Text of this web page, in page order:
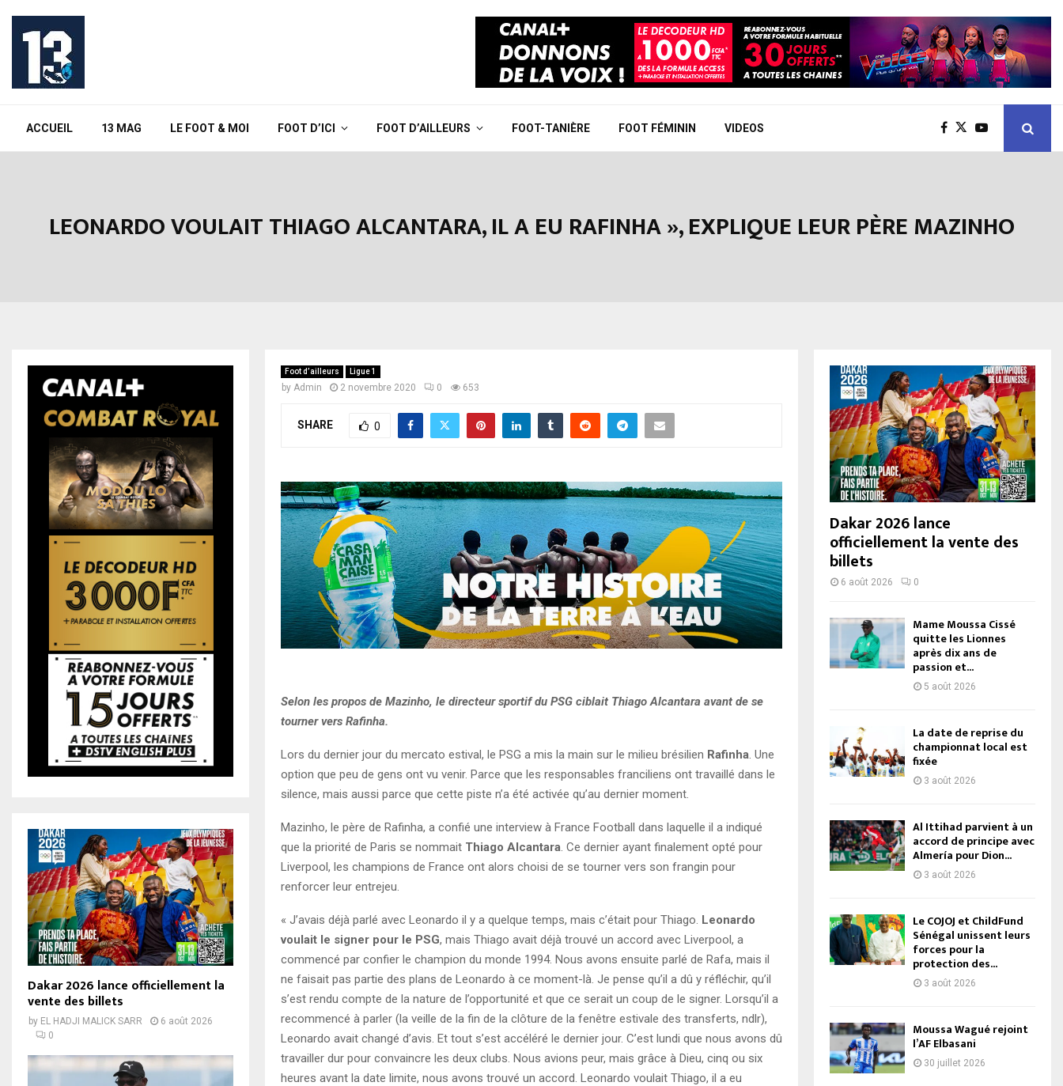
ACCUEIL 13 MAG LE FOOT & MOI FOOT D’ICI FOOT D’AILLEURS FOOT-TANIÈRE FOOT FÉMININ VIDEOS
LEONARDO VOULAIT THIAGO ALCANTARA, IL A EU RAFINHA », EXPLIQUE LEUR PÈRE MAZINHO
Foot d’ailleurs Ligue 1
by Admin 2 novembre 2020 0 653
SHARE 0
Selon les propos de Mazinho, le directeur sportif du PSG ciblait Thiago Alcantara avant de se
tourner vers Rafinha.
Lors du dernier jour du mercato estival, le PSG a mis la main sur le milieu brésilien Rafinha. Une
option que peu de gens ont vu venir. Parce que les responsables franciliens ont travaillé dans le
silence, mais aussi parce que cette piste n’a été activée qu’au dernier moment.
Mazinho, le père de Rafinha, a confié une interview à France Football dans laquelle il a indiqué
que la priorité de Paris se nommait Thiago Alcantara. Ce dernier ayant finalement opté pour
Liverpool, les champions de France ont alors choisi de se tourner vers son frangin pour
renforcer leur entrejeu.
« J’avais déjà parlé avec Leonardo il y a quelque temps, mais c’était pour Thiago. Leonardo
voulait le signer pour le PSG, mais Thiago avait déjà trouvé un accord avec Liverpool, a
commencé par confier le champion du monde 1994. Nous avons ensuite parlé de Rafa, mais il
ne faisait pas partie des plans de Leonardo à ce moment-là. Je pense qu’il a dû y réfléchir, qu’il
s’est rendu compte de la nature de l’opportunité et que ce serait un coup de le signer. Lorsqu’il a
recommencé à parler (la veille de la fin de la clôture de la fenêtre estivale des transferts, ndlr),
Leonardo avait changé d’avis. Et tout s’est accéléré le dernier jour. C’est lundi que nous avons dû
travailler dur pour convaincre les deux clubs. Nous avions peur, mais grâce à Dieu, cinq ou six
heures avant la date limite, nous avons trouvé un accord. Leonardo voulait Thiago, il a eu
Dakar 2026 lance officiellement la
vente des billets
by EL HADJI MALICK SARR
6 août 2026
0
Dakar 2026 lance
officiellement la vente des
billets
6 août 2026 0
Mame Moussa Cissé
quitte les Lionnes
après dix ans de
passion et...
5 août 2026
La date de reprise du
championnat local est
fixée
3 août 2026
Al Ittihad parvient à un
accord de principe avec
Almería pour Dion...
3 août 2026
Le COJOJ et ChildFund
Sénégal unissent leurs
forces pour la
protection des...
3 août 2026
Moussa Wagué rejoint
l’AF Elbasani
30 juillet 2026